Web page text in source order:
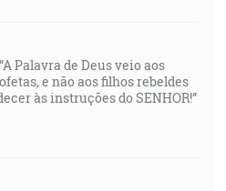
Palavra de Deus veio aos
e não aos filhos rebeldes
às instruções do SENHOR!”